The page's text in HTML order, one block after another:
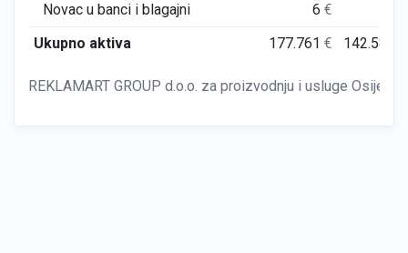
Novac u banci i blagajni
6€
Ukupno aktiva
177.761€ 142.584
REKLAMART GROUP d.o.o. za proizvodnju i usluge Osijek